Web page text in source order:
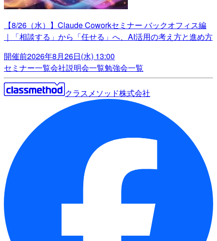
【8/26（水）】Claude Coworkセミナー バックオフィス編
｜「相談する」から「任せる」へ、AI活用の考え方と進め方
開催前2026年8月26日(水) 13:00
セミナー一覧会社説明会一覧勉強会一覧
クラスメソッド株式会社